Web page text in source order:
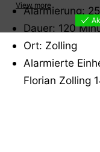
Alarmierung:
Dauer: 120
Ort: Zolling
Alarmierte
Florian Zolling
View more